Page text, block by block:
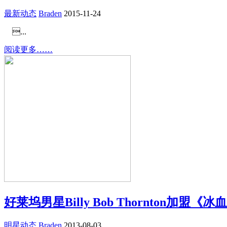
最新动态 Braden 2015-11-24
...
阅读更多……
好莱坞男星Billy Bob Thornton加盟《冰
明星动态 Braden 2013-08-03